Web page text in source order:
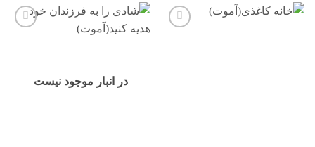
در انبار موجود نیست